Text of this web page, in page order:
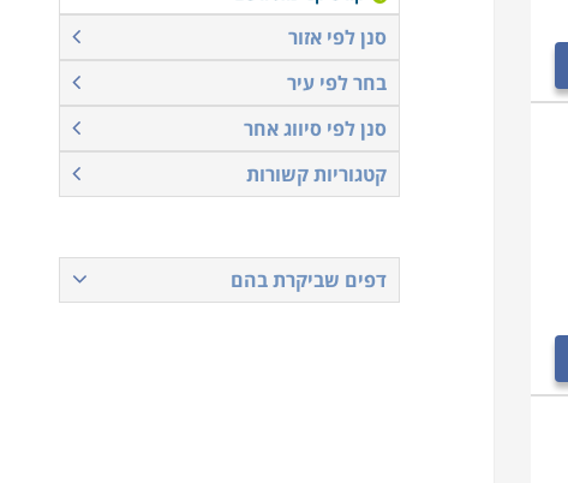
סנן לפי אזור
בחר לפי עיר
סנן לפי סיווג אחר
קטגוריות קשורות
דפים שביקרת בהם